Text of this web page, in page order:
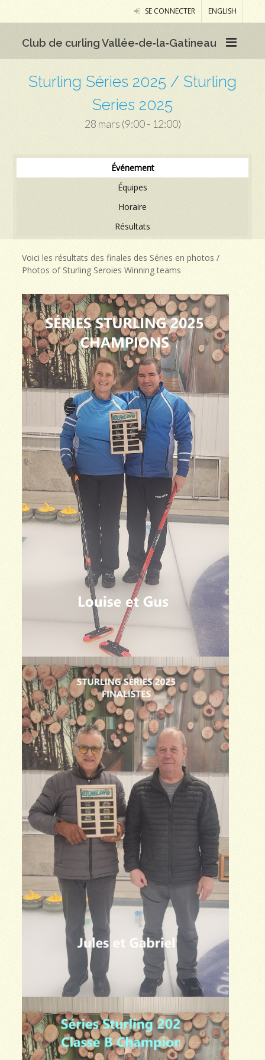
SE CONNECTER ENGLISH
Club de curling Vallée‑de‑la‑Gatineau
Sturling Séries 2025 / Sturling
Series 2025
28 mars (9:00 - 12:00)
Événement
Équipes
Horaire
Résultats
Voici les résultats des finales des Séries en photos /
Photos of Sturling Seroies Winning teams